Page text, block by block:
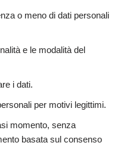
o meno di dati personali
e le modalità del
i dati.
per motivi legittimi.
momento, senza
basata sul consenso